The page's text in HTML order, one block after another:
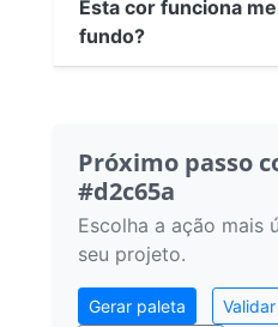
Esta cor funciona
fundo?
Próximo passo
#d2c65a
Escolha a ação mais
seu projeto.
Gerar paleta